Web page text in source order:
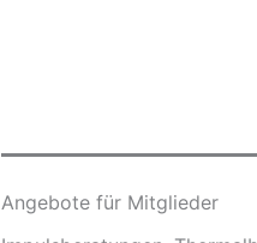
Angebote für Mitglieder